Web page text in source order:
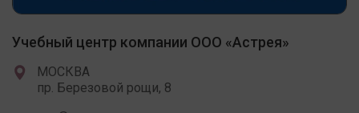
Учебный центр компании ООО «Астрея»
МОСКВА
пр. Березовой рощи, 8